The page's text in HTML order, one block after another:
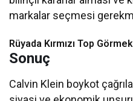
markalar seçmesi
Rüyada Kırmızı Top
Sonuç
Calvin Klein boykot